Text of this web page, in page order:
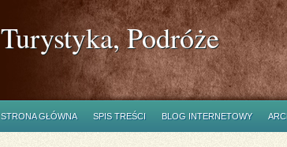
Turystyka, Podróże
STRONA GŁÓWNA SPIS TREŚCI BLOG INTERNETOWY